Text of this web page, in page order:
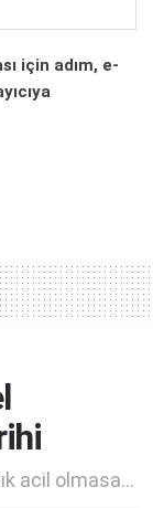
için adım, e-
acil olmasa...